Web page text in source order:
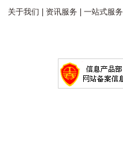
关于我们 资讯服务 一站式服务